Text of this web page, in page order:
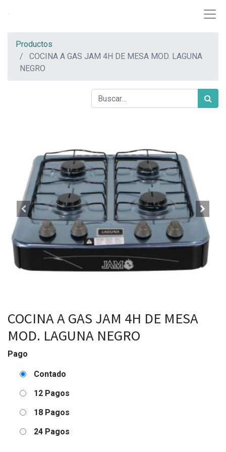
Productos
COCINA A GAS JAM 4H DE MESA MOD. LAGUNA
NEGRO
COCINA A GAS JAM 4H DE MESA
MOD. LAGUNA NEGRO
Pago
Contado
12 Pagos
18 Pagos
24 Pagos